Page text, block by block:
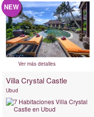
NEW
Ver más detalles
Villa Crystal Castle
Ubud